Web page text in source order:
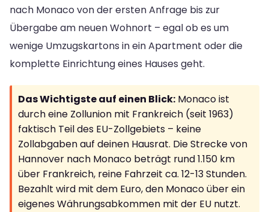
nach Monaco von der ersten Anfrage bis zur
Übergabe am neuen Wohnort – egal ob es um
wenige Umzugskartons in ein Apartment oder die
komplette Einrichtung eines Hauses geht.
Das Wichtigste auf einen Blick: Monaco ist
durch eine Zollunion mit Frankreich (seit 1963)
faktisch Teil des EU-Zollgebiets – keine
Zollabgaben auf deinen Hausrat. Die Strecke von
Hannover nach Monaco beträgt rund 1.150 km
über Frankreich, reine Fahrzeit ca. 12-13 Stunden.
Bezahlt wird mit dem Euro, den Monaco über ein
eigenes Währungsabkommen mit der EU nutzt.